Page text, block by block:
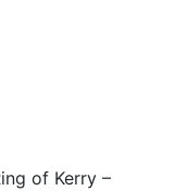
of Kerry –